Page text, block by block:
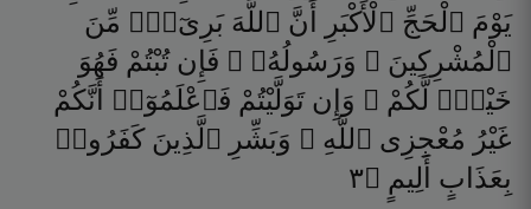
يَوْمَ ٱلْحَجِّ ٱلْأَكْبَرِ أَنَّ ٱللَّهَ بَرِىٓءٌۭ مِّنَ
ٱلْمُشْرِكِينَ ۙ وَرَسُولُهُۥ ۚ فَإِن تُبْتُمْ فَهُوَ
خَيْرٌۭ لَّكُمْ ۖ وَإِن تَوَلَّيْتُمْ فَٱعْلَمُوٓا۟ أَنَّكُمْ
غَيْرُ مُعْجِزِى ٱللَّهِ ۗ وَبَشِّرِ ٱلَّذِينَ كَفَرُوا۟
بِعَذَابٍ
أَلِيمٍ ۝٣